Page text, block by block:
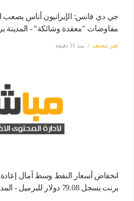
جي دي فانس: الإيرانيون أناس يصعب
مفاوضات "معقدة وشائكة" - المدينة
غير مصنف منذ 31 دقيقة
انخفاض أسعار النفط وسط آمال
برنت يسجل 79.08 دولار للبرميل - المدينة برس